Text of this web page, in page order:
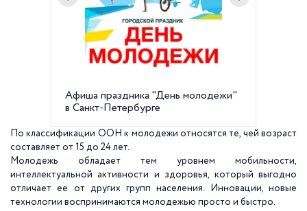
Афиша праздника "День молодежи"
в Санкт-Петербурге
По классификации ООН к молодежи относятся те, чей возраст
составляет от 15 до 24 лет.
Молодежь обладает тем уровнем мобильности,
интеллектуальной активности и здоровья, который выгодно
отличает ее от других групп населения. Инновации, новые
технологии воспринимаются молодежью просто и быстро.